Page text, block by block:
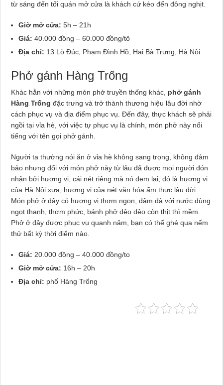
từ sáng đến tối quán mở cửa là khách cứ kéo đến đông nghịt.
Giờ mở cửa:5h – 21h
Giá:40.000 đồng – 60.000 đồng/tô
Địa chỉ: 13 Lò Đúc, Phạm Đình Hồ, Hai Bà Trưng, Hà Nội
Phở gánh Hàng Trống
Khác hẳn với những món phở truyền thống khác, phở gánh
Hàng Trống đặc trưng và trở thành thương hiệu lâu đời nhờ
cách phục vụ và địa điểm phục vụ. Đến đây, thực khách sẽ phải
ngồi tại vỉa hè, với việc tự phục vụ là chính, món phở này nổi
tiếng với tên gọi phở gánh.
Người ta thường nói ăn ở vỉa hè không sang trọng, không đảm
bảo nhưng đối với món phở này từ lâu đã được mọi người đón
nhận bởi hương vị, cái nét riêng mà nó đem lại, đó là hương vị
của Hà Nội xưa, hương vị của nét văn hóa ẩm thực lâu đời.
Món phở ở đây có hương vị thơm ngon, đậm đà với nước dùng
ngọt thanh, thơm phức, bánh phở dẻo dẻo còn thịt thì mềm.
Phở ở đây được phục vụ quanh năm, bạn có thể ghé qua nếm
thử bất kỳ thời điểm nào.
Giá: 20.000 đồng – 40.000 đồng/to
Giờ mở cửa: 16h – 20h
Địa chỉ: phố Hàng Trống